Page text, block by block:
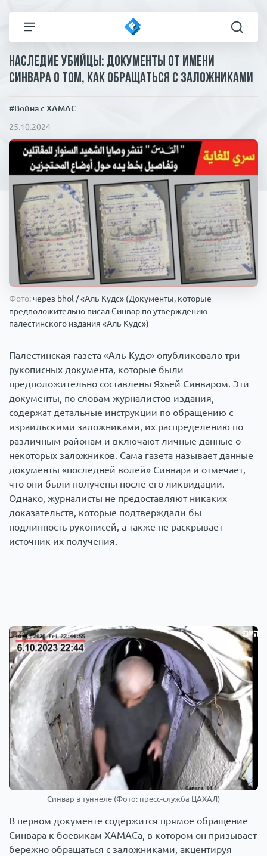
Все новости
Экономика
Общество
Коронавирус
Происшествия
Технологии
Пресса
Статьи
ЧП И КРИМИНАЛ
1000 мелочей
Наследие убийцы: документы от имени
Синвара о том, как обращаться с заложниками
#Война с ХАМАС
25.10.2024
Фото:через bhol / «Аль-Кудс» (Документы, которые
предположительно писал Синвар по утверждению
палестинского издания «Аль-Кудс»)
Палестинская газета «Аль-Кудс» опубликовало три
рукописных документа, которые были
предположительно составлены Яхьей Синваром. Эти
документы, по словам журналистов издания,
содержат детальные инструкции по обращению с
израильскими заложниками, их распределению по
различным районам и включают личные данные о
некоторых заложников. Сама газета называет данные
документы «последней волей» Синвара и отмечает,
что они были получены после его ликвидации.
Однако, журналисты не предоставляют никаких
доказательств, которые подтверждали бы
подлинность рукописей, а также не раскрывает
источник их получения.
Синвар в туннеле (Фото: пресс-служба ЦАХАЛ)
В первом документе содержится прямое обращение
Синвара к боевикам ХАМАСа, в котором он призывает
бережно обращаться с заложниками, акцентируя